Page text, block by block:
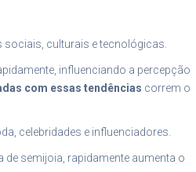
culturais e tecnológicas.
influenciando a percepção
com essas tendências correm o
celebridades e influenciadores.
semijoia, rapidamente aumenta o